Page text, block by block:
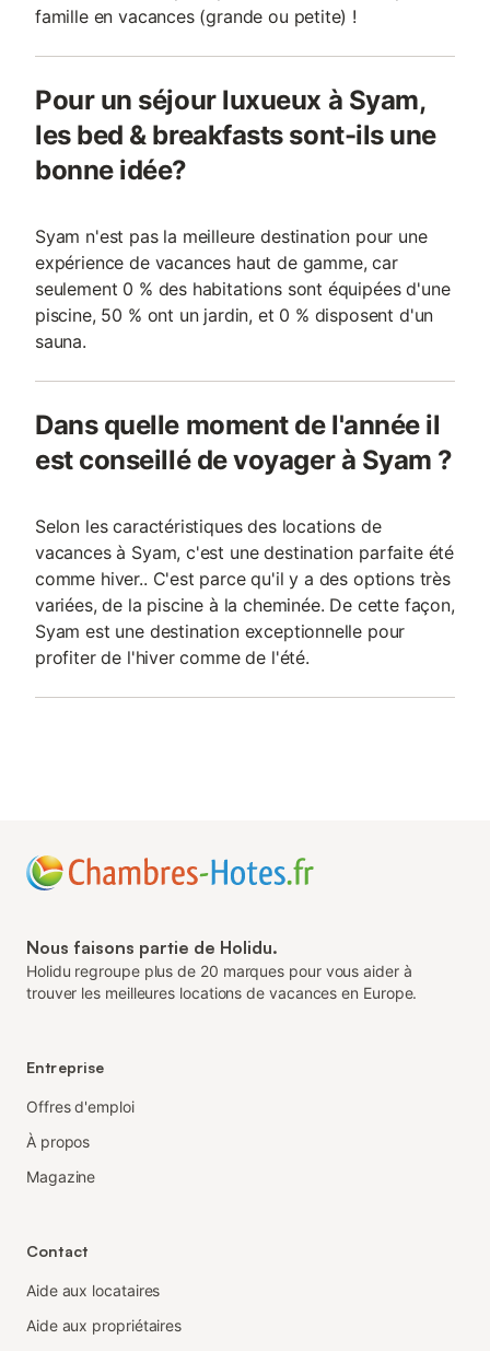
famille en vacances (grande ou petite) !
Pour un séjour luxueux à Syam,
les bed & breakfasts sont-ils une
bonne idée?
Syam n'est pas la meilleure destination pour une
expérience de vacances haut de gamme, car
seulement 0 % des habitations sont équipées d'une
piscine, 50 % ont un jardin, et 0 % disposent d'un
sauna.
Dans quelle moment de l'année il
est conseillé de voyager à Syam ?
Selon les caractéristiques des locations de
vacances à Syam, c'est une destination parfaite été
comme hiver.. C'est parce qu'il y a des options très
variées, de la piscine à la cheminée. De cette façon,
Syam est une destination exceptionnelle pour
profiter de l'hiver comme de l'été.
Nous faisons partie de Holidu.
Holidu regroupe plus de 20 marques pour vous aider à
trouver les meilleures locations de vacances en Europe.
Entreprise
Offres d'emploi
À propos
Magazine
Contact
Aide aux locataires
Aide aux propriétaires